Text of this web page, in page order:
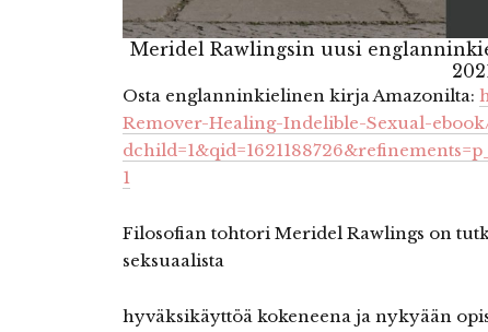
Meridel Rawlingsin uusi
Osta englanninkielinen kirja Amazonilta:
Remover-Healing-Indelible-Sexual-
1
Filosofian tohtori Meridel Rawlings on
seksuaalista
hyväksikäyttöä kokeneena ja nykyään